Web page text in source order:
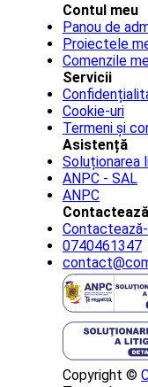
Contul meu
Panou de
Proiectele
Comenzile
Servicii
Cookie-uri
Termeni și
Asistență
Soluționarea
ANPC - SAL
ANPC
0740461347
Copyright ©